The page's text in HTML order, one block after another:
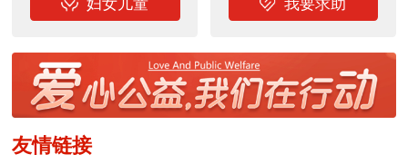
妇女儿童 我要求助
友情链接